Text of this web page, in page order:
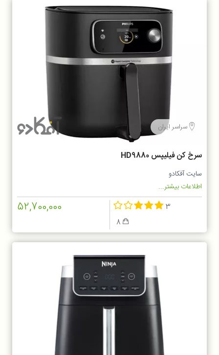
سراسر ایران
سرخ کن فیلیپس HD9880
سایت آفکادو
اطلاعات بیشتر...
3
8
52,700,000